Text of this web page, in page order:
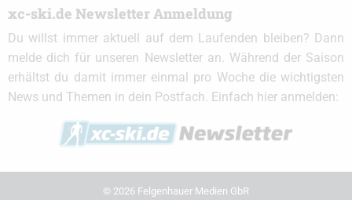
xc-ski.de Newsletter Anmeldung
Du willst immer aktuell auf dem Laufenden bleiben? Dann
melde dich für unseren Newsletter an. Während der Saison
erhältst du damit immer einmal pro Woche die wichtigsten
News und Themen in dein Postfach. Einfach hier anmelden:
© 2026 Felgenhauer Medien GbR